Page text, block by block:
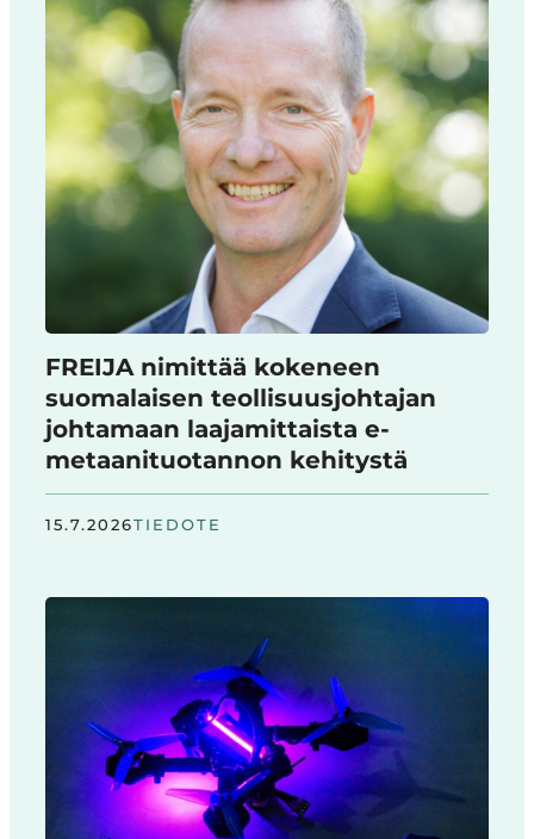
FREIJA nimittää kokeneen
suomalaisen teollisuusjohtajan
johtamaan laajamittaista e-
metaanituotannon kehitystä
15.7.2026TIEDOTE